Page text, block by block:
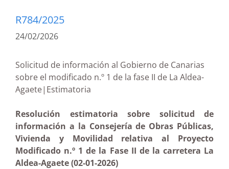
R784/2025
24/02/2026
Solicitud de información al Gobierno de Canarias
sobre el modificado n.º 1 de la fase II de La Aldea-
Agaete|Estimatoria
Resolución estimatoria sobre solicitud de
información a la Consejería de Obras Públicas,
Vivienda y Movilidad relativa al Proyecto
Modificado n.º 1 de la Fase II de la carretera La
Aldea-Agaete (02-01-2026)